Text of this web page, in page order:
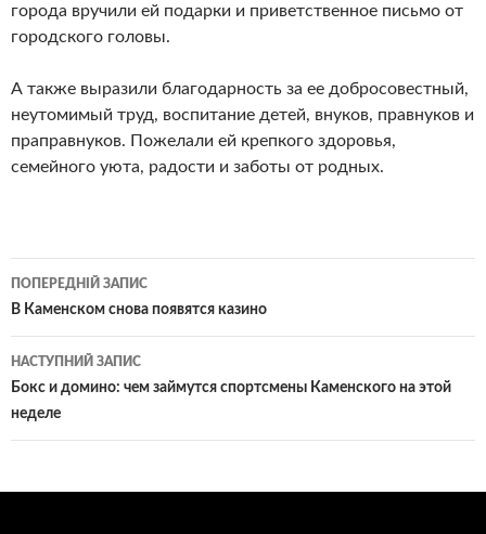
города вручили ей подарки и приветственное письмо от
городского головы.
А также выразили благодарность за ее добросовестный,
неутомимый труд, воспитание детей, внуков, правнуков и
праправнуков. Пожелали ей крепкого здоровья,
семейного уюта, радости и заботы от родных.
Навігація
по
записам
ПОПЕРЕДНІЙ ЗАПИС
В Каменском снова появятся казино
НАСТУПНИЙ ЗАПИС
Бокс и домино: чем займутся спортсмены Каменского на этой
неделе